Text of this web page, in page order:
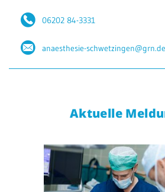
06202 84-3331
anaesthesie-schwetzingen@grn.de
Aktuelle